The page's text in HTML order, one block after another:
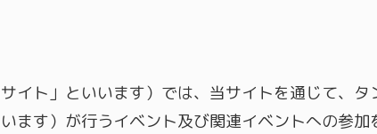
イト」といいます）では、当サイトを通じて、タ
ます）が行うイベント及び関連イベントへの参加